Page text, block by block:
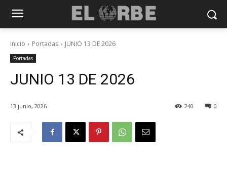
Inicio Portadas JUNIO 13 DE 2026
Portadas
JUNIO 13 DE 2026
13 junio, 2026 0
240